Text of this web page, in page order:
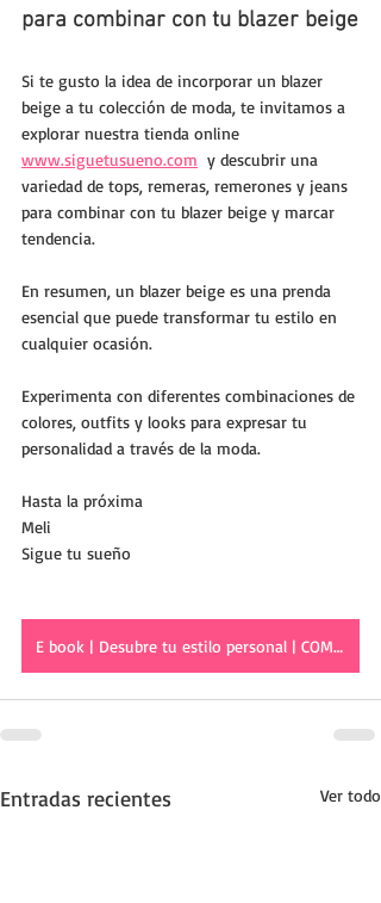
para combinar con tu blazer beige
Si te gusto la idea de incorporar un blazer
beige a tu colección de moda, te invitamos a
explorar nuestra tienda online
www.siguetusueno.com
  y descubrir una
variedad de tops, remeras, remerones y jeans
para combinar con tu blazer beige y marcar
tendencia.
En resumen, un blazer beige es una prenda
esencial que puede transformar tu estilo en
cualquier ocasión.
Experimenta con diferentes combinaciones de
colores, outfits y looks para expresar tu
personalidad a través de la moda.
Hasta la próxima
Meli
Sigue tu sueño
E book | Desubre tu estilo personal | COMPRAR AHORA
Entradas recientes Ver todo